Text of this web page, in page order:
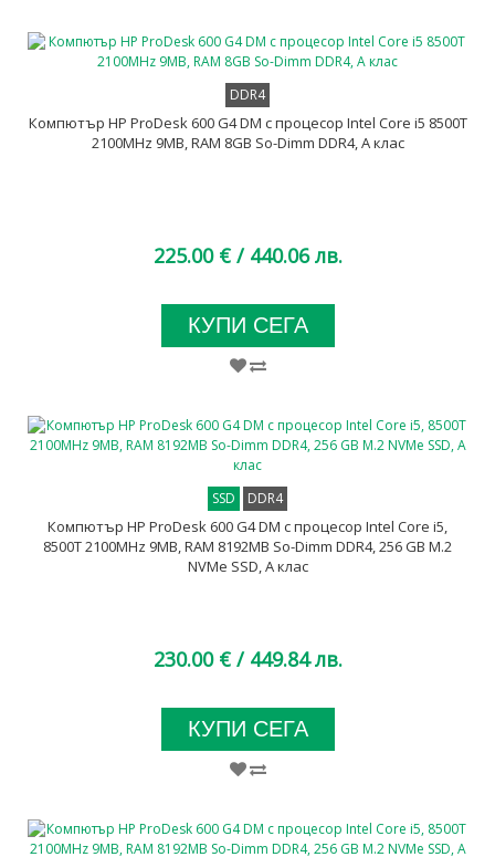
DDR4
Компютър HP ProDesk 600 G4 DM с процесор Intel Core i5 8500T
2100MHz 9MB, RAM 8GB So-Dimm DDR4, A клас
225.00 € / 440.06 лв.
КУПИ СЕГА
SSD DDR4
Компютър HP ProDesk 600 G4 DM с процесор Intel Core i5,
8500T 2100MHz 9MB, RAM 8192MB So-Dimm DDR4, 256 GB M.2
NVMe SSD, A клас
230.00 € / 449.84 лв.
КУПИ СЕГА